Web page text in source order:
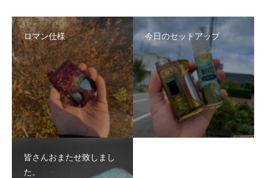
ロマン仕様 今日のセットアップ
皆さんおまたせ致しまし
た。